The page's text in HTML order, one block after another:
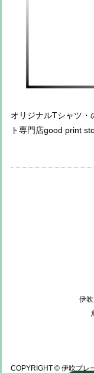
オリジナルTシャツ・
ト専門店good print
伊
COPYRIGHT © 伊吹プレ